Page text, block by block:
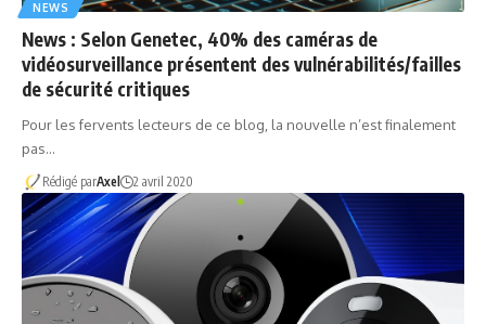
NEWS
News : Selon Genetec, 40% des caméras de
vidéosurveillance présentent des vulnérabilités/failles
de sécurité critiques
Pour les fervents lecteurs de ce blog, la nouvelle n’est finalement
pas…
Rédigé parAxel 2 avril 2020